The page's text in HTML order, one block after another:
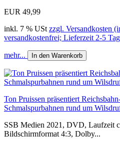
EUR 49,99
inkl. 7 % USt zzgl. Versandkosten
versandkostenfrei; Lieferzeit 2-5
mehr... In den Warenkorb
Ton Pruissen präsentiert
Schmalspurbahnen rund um
SSB Medien 2021, DVD, Laufzeit
Bildschirmformat 4:3, Dolby...